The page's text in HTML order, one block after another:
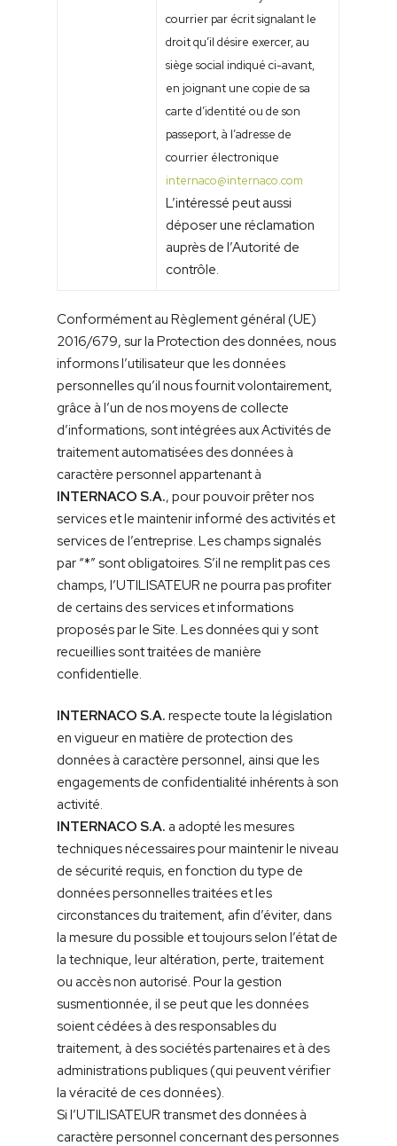
courrier par écrit signalant le
droit qu’il désire exercer, au
siège social indiqué ci-avant,
en joignant une copie de sa
carte d’identité ou de son
passeport, à l’adresse de
courrier électronique
internaco@internaco.com
L’intéressé peut aussi
déposer une réclamation
auprès de l’Autorité de
contrôle.
Conformément au Règlement général (UE)
2016/679, sur la Protection des données, nous
informons l’utilisateur que les données
personnelles qu’il nous fournit volontairement,
grâce à l’un de nos moyens de collecte
d’informations, sont intégrées aux Activités de
traitement automatisées des données à
caractère personnel appartenant à
INTERNACO S.A., pour pouvoir prêter nos
services et le maintenir informé des activités et
services de l’entreprise. Les champs signalés
par “*” sont obligatoires. S’il ne remplit pas ces
champs, l’UTILISATEUR ne pourra pas profiter
de certains des services et informations
proposés par le Site. Les données qui y sont
recueillies sont traitées de manière
confidentielle.
INTERNACO S.A. respecte toute la législation
en vigueur en matière de protection des
données à caractère personnel, ainsi que les
engagements de confidentialité inhérents à son
activité.
INTERNACO S.A. a adopté les mesures
techniques nécessaires pour maintenir le niveau
de sécurité requis, en fonction du type de
données personnelles traitées et les
circonstances du traitement, afin d’éviter, dans
la mesure du possible et toujours selon l’état de
la technique, leur altération, perte, traitement
ou accès non autorisé. Pour la gestion
susmentionnée, il se peut que les données
soient cédées à des responsables du
traitement, à des sociétés partenaires et à des
administrations publiques (qui peuvent vérifier
la véracité de ces données).
Si l’UTILISATEUR transmet des données à
caractère personnel concernant des personnes